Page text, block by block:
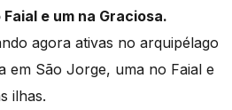
e um na Graciosa.
agora ativas no arquipélago
em São Jorge, uma no Faial e
ilhas.